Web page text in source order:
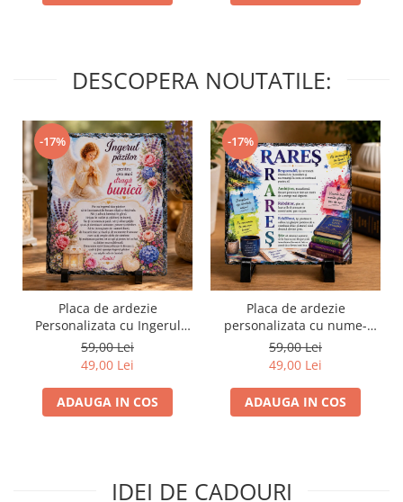
DESCOPERA NOUTATILE:
-17%
Placa de ardezie
Personalizata cu Ingerul
Pazitor pentru Bunica
59,00 Lei
49,00 Lei
ADAUGA IN COS
-17%
Placa de ardezie
personalizata cu nume-
Rares
59,00 Lei
49,00 Lei
ADAUGA IN COS
IDEI DE CADOURI